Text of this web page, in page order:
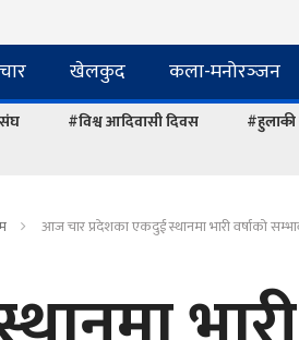
खेलकुद कला-मनोरञ्‍जन
#विश्व आदिवासी दिवस #हुलाकी
आज चार प्रदेशका एकदुई स्थानमा भारी वर्षाको